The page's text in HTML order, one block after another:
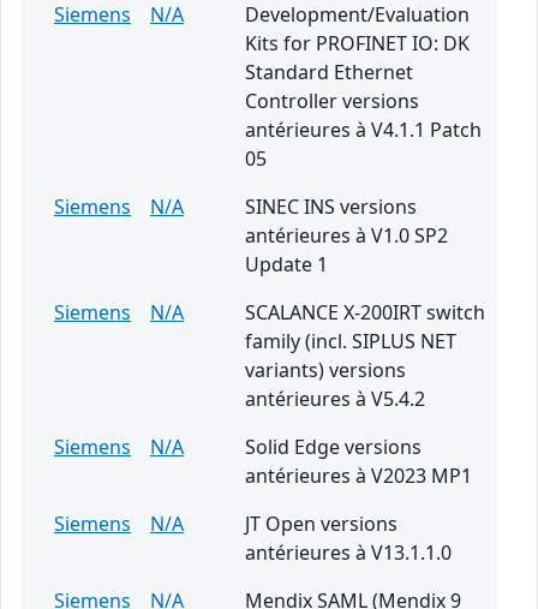
Siemens
N/A
Development/Evaluation
Kits for PROFINET IO: DK
Standard Ethernet
Controller versions
antérieures à V4.1.1 Patch
05
Siemens
N/A
SINEC INS versions
antérieures à V1.0 SP2
Update 1
Siemens
N/A
SCALANCE X-200IRT switch
family (incl. SIPLUS NET
variants) versions
antérieures à V5.4.2
Siemens
N/A
Solid Edge versions
antérieures à V2023 MP1
Siemens
N/A
JT Open versions
antérieures à V13.1.1.0
Siemens
N/A Mendix SAML (Mendix 9